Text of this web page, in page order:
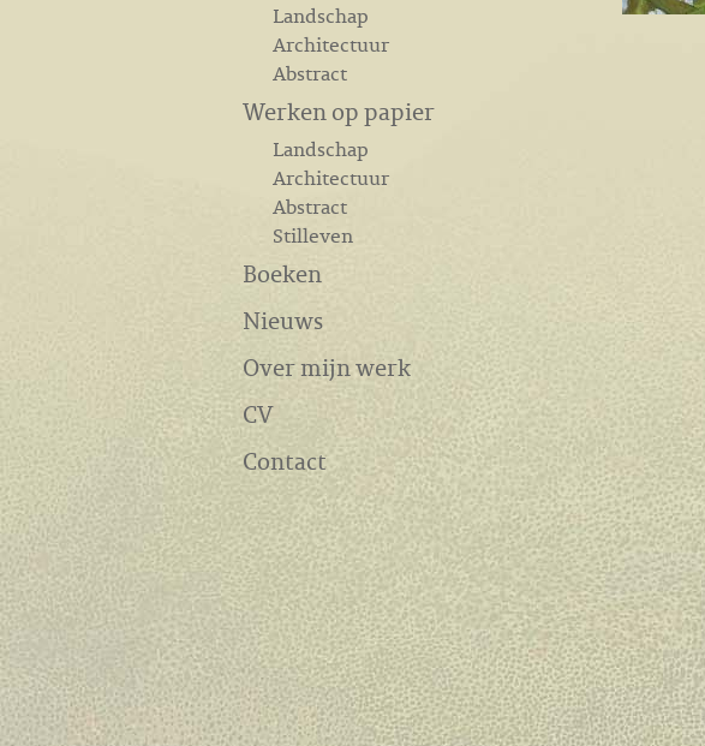
Landschap
Architectuur
Abstract
Werken op papier
Landschap
Architectuur
Abstract
Stilleven
Boeken
Nieuws
Over mijn werk
CV
Contact